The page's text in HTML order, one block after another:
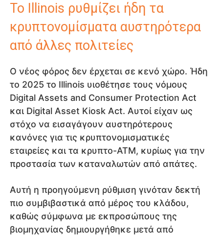
Το Illinois ρυθμίζει ήδη τα
κρυπτονομίσματα αυστηρότερα
από άλλες πολιτείες
Ο νέος φόρος δεν έρχεται σε κενό χώρο. Ήδη
το 2025 το Illinois υιοθέτησε τους νόμους
Digital Assets and Consumer Protection Act
και Digital Asset Kiosk Act. Αυτοί είχαν ως
στόχο να εισαγάγουν αυστηρότερους
κανόνες για τις κρυπτονομισματικές
εταιρείες και τα κρυπτο-ΑΤΜ, κυρίως για την
προστασία των καταναλωτών από απάτες.
Αυτή η προηγούμενη ρύθμιση γινόταν δεκτή
πιο συμβιβαστικά από μέρος του κλάδου,
καθώς σύμφωνα με εκπροσώπους της
βιομηχανίας δημιουργήθηκε μετά από